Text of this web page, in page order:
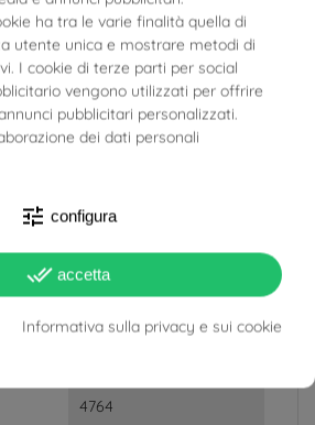
2.2 g
4.20 mm
2.30 mm
4764
ha tra le varie finalità quella di
utente unica e mostrare metodi di
I cookie di terze parti per social
vengono utilizzati per offrire
pubblicitari personalizzati.
dei dati personali
tune configura
done_all accetta
Informativa sulla privacy e sui cookie